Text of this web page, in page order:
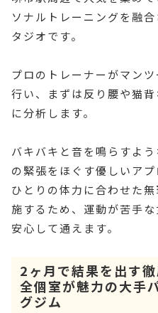
ソナルトレーニングを融
タジオです。
プロのトレーナーがマン
行い、まずは反り腰や猫
に分析します。
バキバキと音を鳴らすよ
の緊張をほぐす優しいア
ひとりの体力に合わせた
施するため、運動が苦手
安心して通えます。
2ヶ月で結果を出す
全個室が魅力の大手
グジム